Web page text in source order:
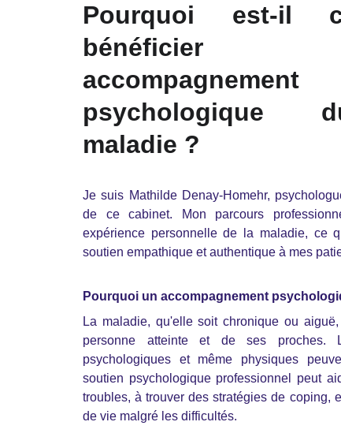
Pourquoi est-il
accompagnement
psychologique
maladie ?
Je suis Mathilde Denay-Homehr,
de ce cabinet. Mon parcours
expérience personnelle de la maladie, ce
soutien empathique et authentique à mes
Pourquoi un accompagnement
La maladie, qu'elle soit chronique ou
personne atteinte et de ses proches.
psychologiques et même physiques
soutien psychologique professionnel peut
troubles, à trouver des stratégies de coping,
de vie malgré les difficultés.